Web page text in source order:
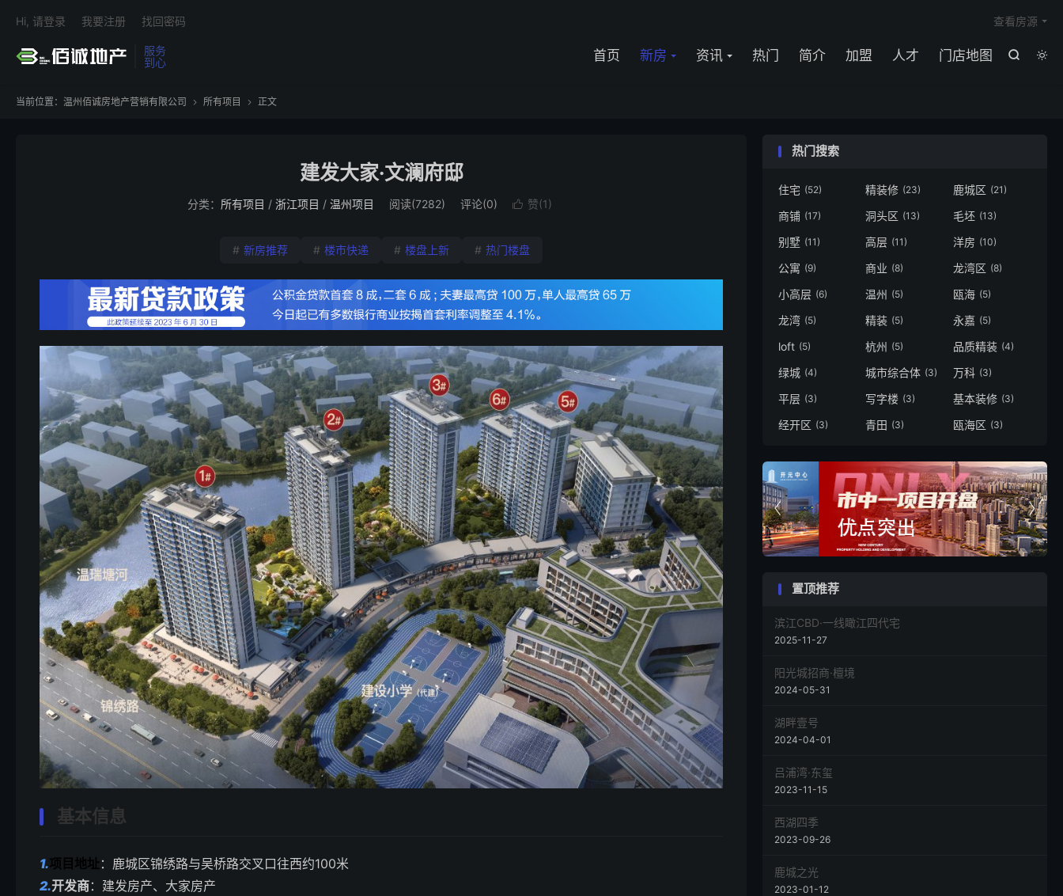
服务
到心


首页 新房 资讯 热门 简介 加盟 人才 门店地图
查看房源
Hi, 请登录 我要注册 找回密码
当前位置： 温州佰诚房地产营销有限公司  所有项目  正文
建发大家·文澜府邸
分类： 所有项目 / 浙江项目 / 温州项目 阅读(7282) 评论(0)  赞(1)
# 新房推荐 # 楼市快递 # 楼盘上新 # 热门楼盘
基本信息
1.项目地址 ：鹿城区锦绣路与吴桥路交叉口往西约100米
2.开发商：建发房产、大家房产
热门搜索
住宅 (52) 精装修 (23) 鹿城区 (21)
商铺 (17) 洞头区 (13) 毛坯 (13)
别墅 (11) 高层 (11) 洋房 (10)
公寓 (9) 商业 (8) 龙湾区 (8)
小高层 (6) 温州 (5) 瓯海 (5)
龙湾 (5) 精装 (5) 永嘉 (5)
loft (5) 杭州 (5) 品质精装 (4)
绿城 (4) 城市综合体 (3) 万科 (3)
平层 (3) 写字楼 (3) 基本装修 (3)
经开区 (3) 青田 (3) 瓯海区 (3)


置顶推荐
滨江CBD·一线瞰江四代宅
2025-11-27
阳光城招商·檀境
2024-05-31
湖畔壹号
2024-04-01
吕浦湾·东玺
2023-11-15
西湖四季
2023-09-26
鹿城之光
2023-01-12